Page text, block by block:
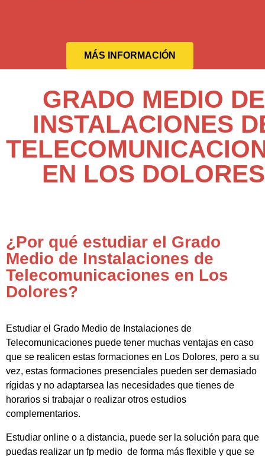
MÁS INFORMACIÓN
GRADO MEDIO DE
INSTALACIONES
EN LOS DOLORES
¿Por qué estudiar el Grado
Medio de Instalaciones de
Telecomunicaciones en Los
Dolores?
Estudiar el Grado Medio de Instalaciones de
Telecomunicaciones puede tener muchas ventajas en caso
que se realicen estas formaciones en Los Dolores, pero a su
vez, estas formaciones presenciales pueden ser demasiado
rígidas y no adaptarsea las necesidades que tienes de
horarios si trabajar o realizar otros estudios
complementarios.
Estudiar online o a distancia, puede ser la solución para que
puedas realizar un fp medio de forma más flexible y que se